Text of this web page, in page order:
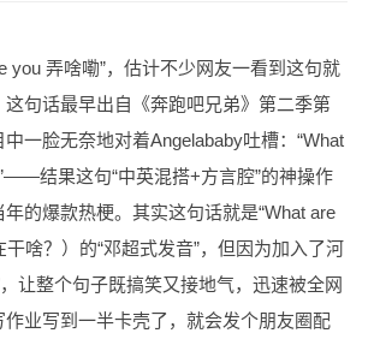
you 弄啥嘞”，估计不少网友一看到这句就
这句话最早出自《奔跑吧兄弟》第二季第
一脸无奈地对着Angelababy吐槽：“What
结果这句“中英混搭+方言腔”的神操作
的爆款热梗。其实这句话就是“What are
干啥？）的“邓超式发音”，但因为加入了河
让整个句子既搞笑又接地气，迅速被全网
业写到一半卡壳了，就会发个朋友圈配